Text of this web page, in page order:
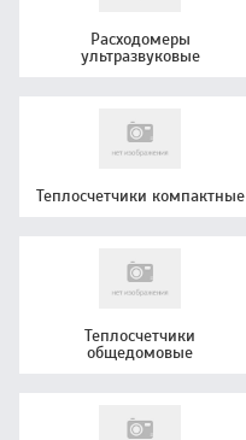
Расходомеры
ультразвуковые
Теплосчетчики компактные
Теплосчетчики
общедомовые